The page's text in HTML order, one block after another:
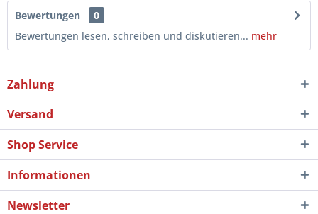
Bewertungen
0
Bewertungen lesen, schreiben und diskutieren... mehr
Zahlung
Versand
Shop Service
Informationen
Newsletter